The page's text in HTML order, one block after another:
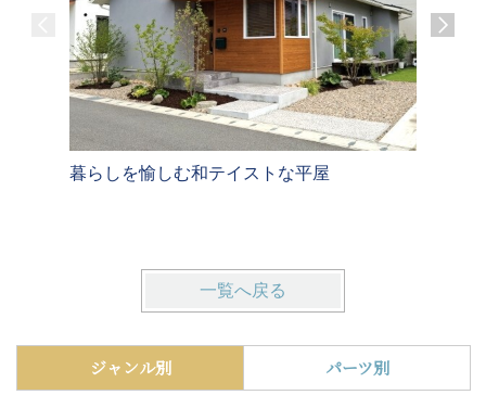
暮らしを愉しむ和テイストな平屋
一覧へ戻る
ジャンル別 パーツ別